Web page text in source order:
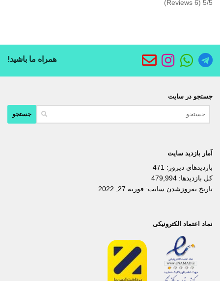
5/5
(6 Reviews)
همراه ما باشید!
جستجو در سایت
آمار بازدید سایت
بازدیدهای دیروز: 471
کل بازدیدها: 479,994
تاریخ به‌روزشدن سایت: فوریه 27, 2022
نماد اعتماد الکترونیکی